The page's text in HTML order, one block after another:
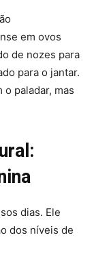
em ovos
de nozes para
para o jantar.
o paladar, mas
dias. Ele
dos níveis de